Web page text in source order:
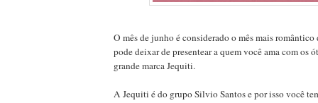
O mês de junho é considerado o mês mais romântico
pode deixar de presentear a quem você ama com os
grande marca Jequiti.
A Jequiti é do grupo Silvio Santos e por isso você